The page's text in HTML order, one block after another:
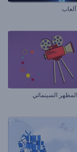
ألعاب
السينمائي